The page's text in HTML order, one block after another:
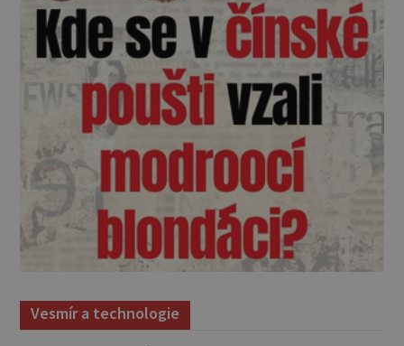
Vesmír a technologie